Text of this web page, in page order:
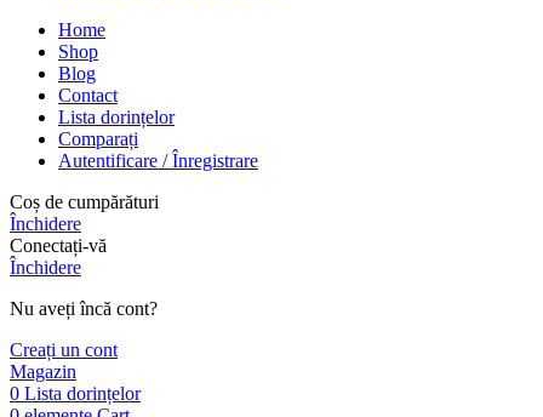
Home
Shop
Blog
Contact
Lista dorințelor
Comparați
Autentificare / Înregistrare
Coș de cumpărături
Închidere
Conectați-vă
Închidere
Nu aveți încă cont?
Creați un cont
Magazin
0 Lista dorințelor